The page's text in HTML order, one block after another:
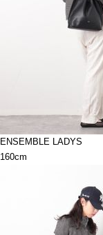
ENSEMBLE LADYS
160cm